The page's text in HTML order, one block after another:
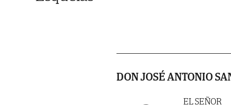
DON JOSÉ ANTONIO
EL SEÑOR